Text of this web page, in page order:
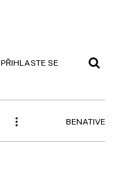
PŘIHLASTE SE
BENATIVE